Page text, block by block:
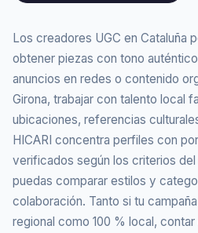
Los creadores UGC en Cataluña
obtener piezas con tono
anuncios en redes o contenido
Girona, trabajar con talento local
ubicaciones, referencias
HICARI concentra perfiles con
verificados según los criterios
puedas comparar estilos y
colaboración. Tanto si tu
regional como 100 % local,